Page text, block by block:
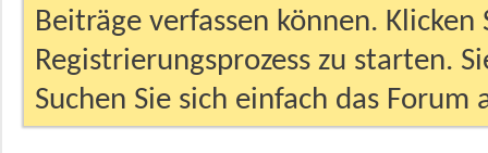
Beiträge verfassen können.
Registrierungsprozess zu starten.
Suchen Sie sich einfach das